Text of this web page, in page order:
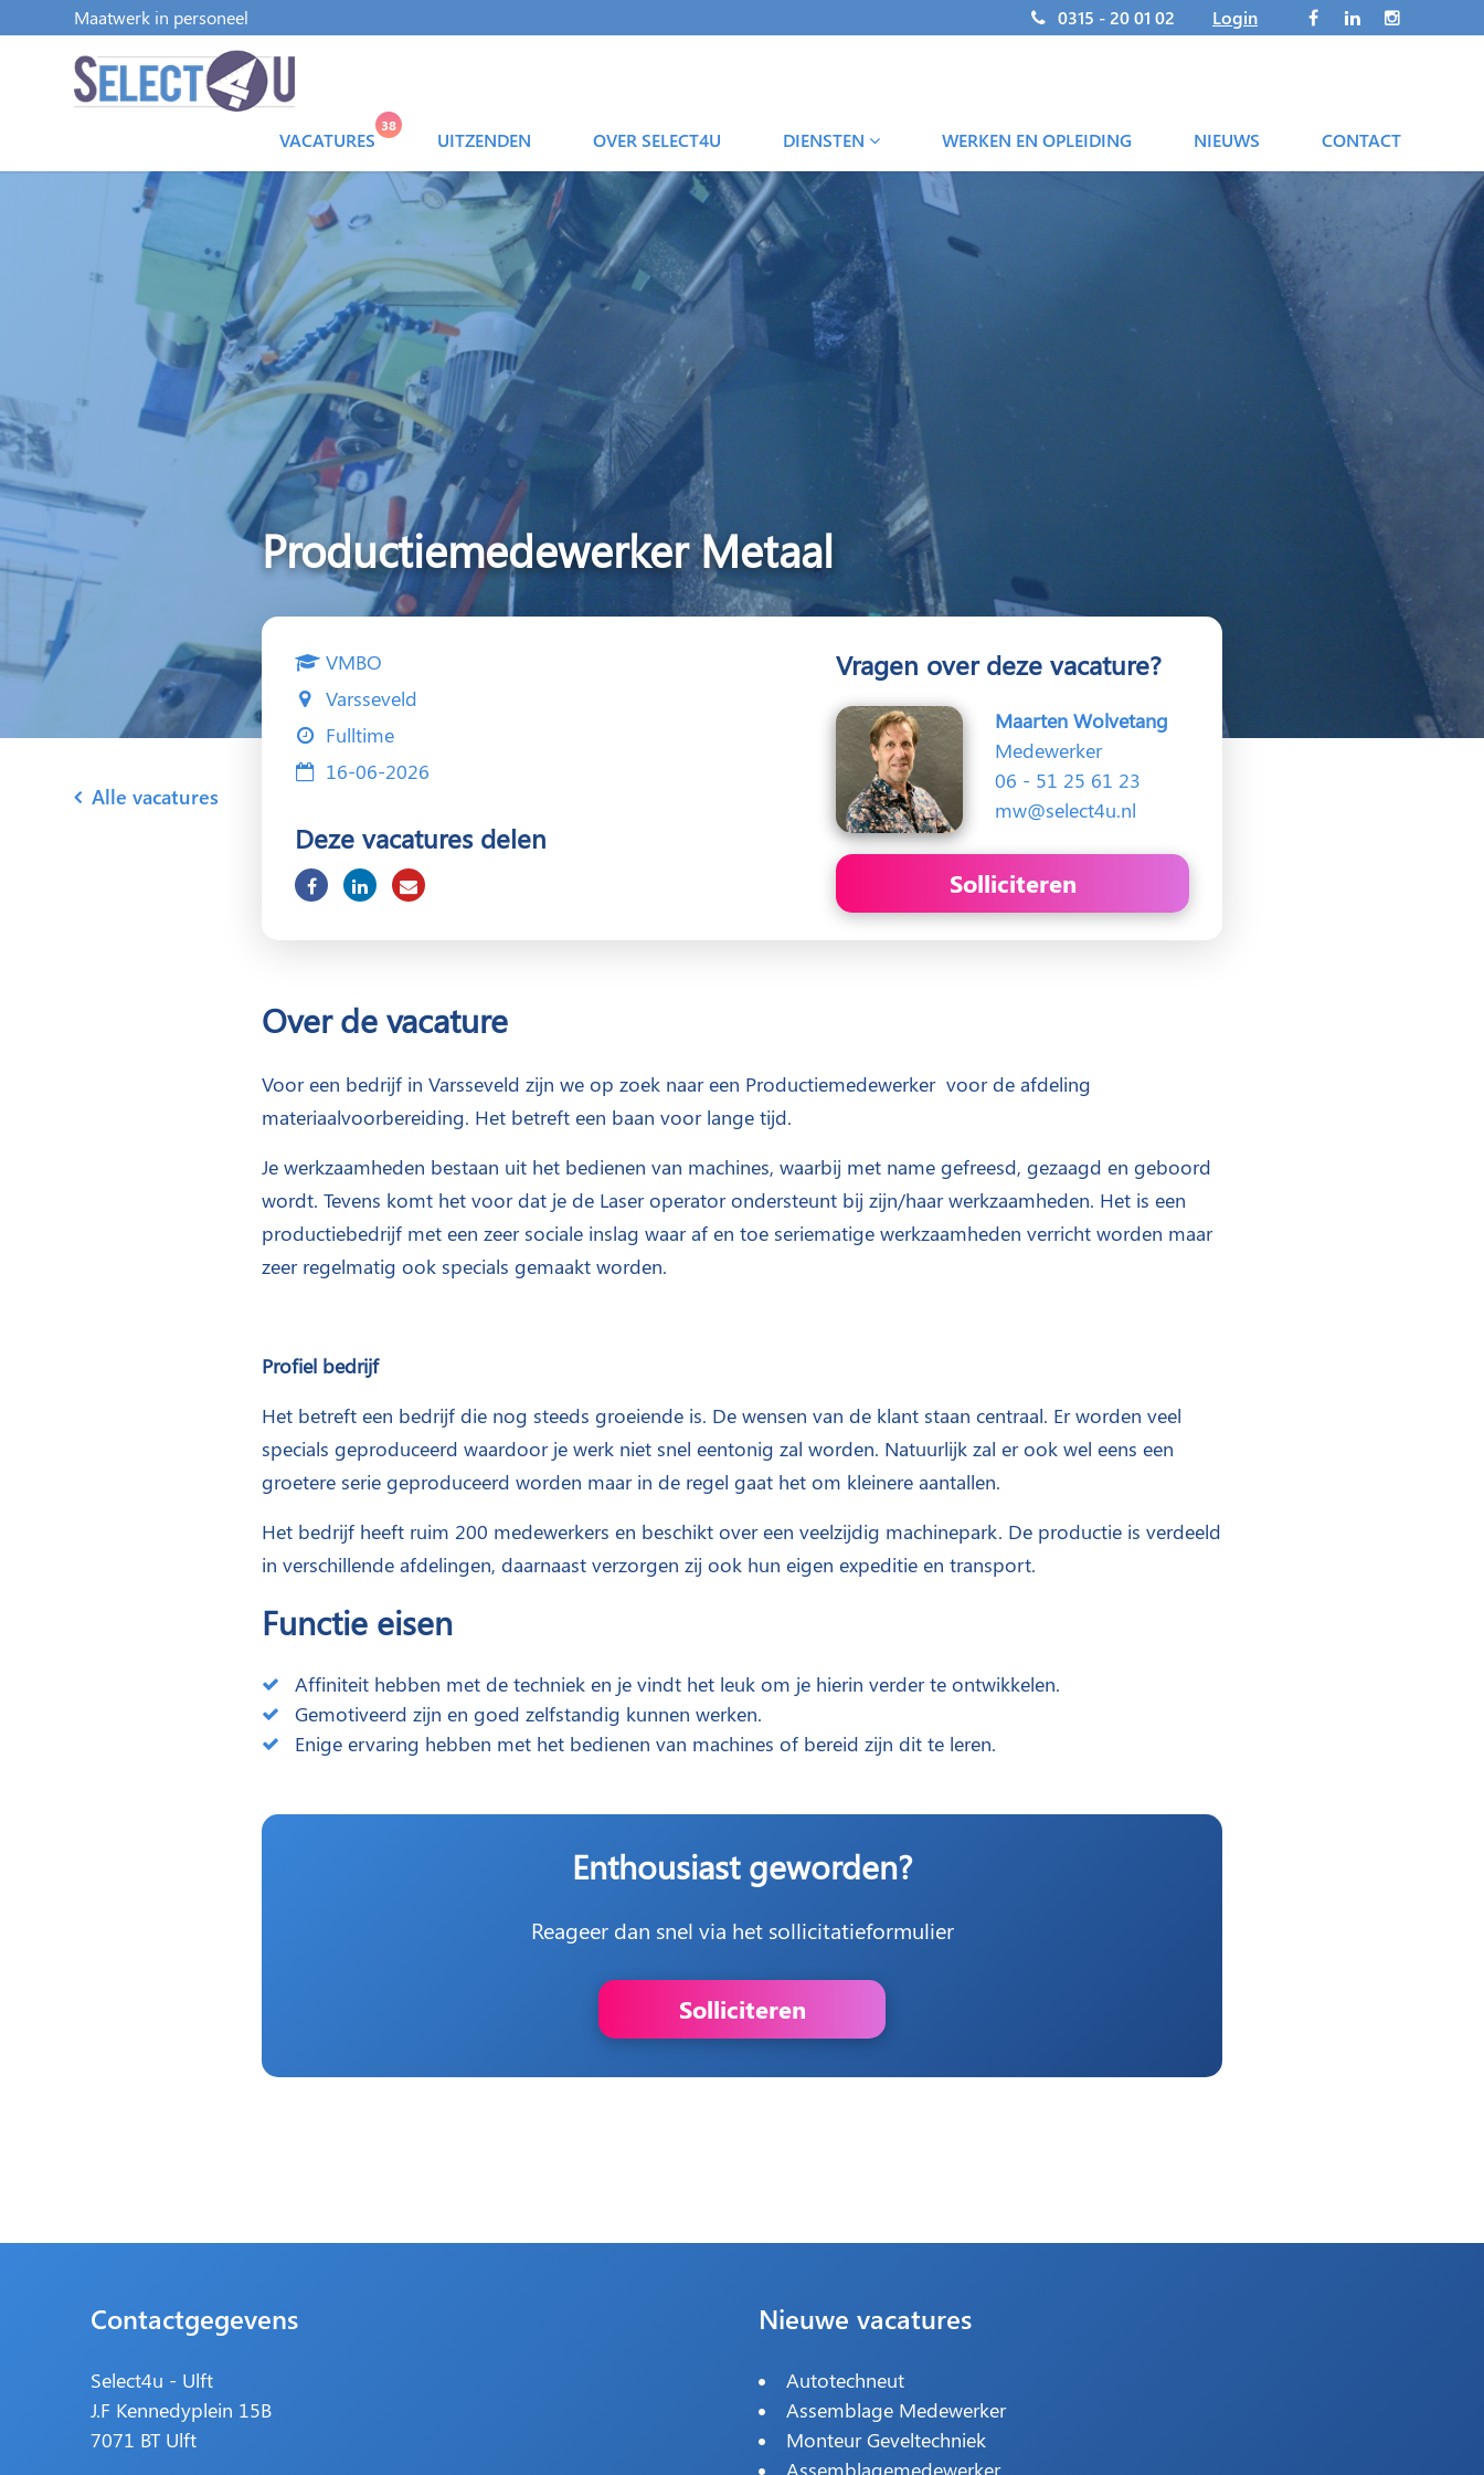
Maatwerk in personeel 0315 - 20 01 02 Login
38
VACATURES UITZENDEN OVER SELECT4U DIENSTEN WERKEN EN OPLEIDING NIEUWS CONTACT
Alle vacatures
Productiemedewerker Metaal
VMBO
Varsseveld
Fulltime
16-06-2026
Deze vacatures delen
Vragen over deze vacature?
Maarten Wolvetang
Medewerker
06 - 51 25 61 23
mw@select4u.nl
Solliciteren
Over de vacature
Voor een bedrijf in Varsseveld zijn we op zoek naar een Productiemedewerker voor de afdeling
materiaalvoorbereiding. Het betreft een baan voor lange tijd.
Je werkzaamheden bestaan uit het bedienen van machines, waarbij met name gefreesd, gezaagd en geboord
wordt. Tevens komt het voor dat je de Laser operator ondersteunt bij zijn/haar werkzaamheden. Het is een
productiebedrijf met een zeer sociale inslag waar af en toe seriematige werkzaamheden verricht worden maar
zeer regelmatig ook specials gemaakt worden.
Profiel bedrijf
Het betreft een bedrijf die nog steeds groeiende is. De wensen van de klant staan centraal. Er worden veel
specials geproduceerd waardoor je werk niet snel eentonig zal worden. Natuurlijk zal er ook wel eens een
groetere serie geproduceerd worden maar in de regel gaat het om kleinere aantallen.
Het bedrijf heeft ruim 200 medewerkers en beschikt over een veelzijdig machinepark. De productie is verdeeld
in verschillende afdelingen, daarnaast verzorgen zij ook hun eigen expeditie en transport.
Functie eisen
Affiniteit hebben met de techniek en je vindt het leuk om je hierin verder te ontwikkelen.
Gemotiveerd zijn en goed zelfstandig kunnen werken.
Enige ervaring hebben met het bedienen van machines of bereid zijn dit te leren.
Enthousiast geworden?
Reageer dan snel via het sollicitatieformulier
Solliciteren
Contactgegevens
Select4u - Ulft
J.F Kennedyplein 15B
7071 BT Ulft
Nieuwe vacatures
Autotechneut
Assemblage Medewerker
Monteur Geveltechniek
Assemblagemedewerker